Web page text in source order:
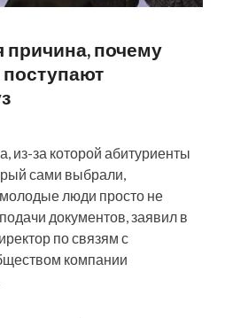
причина, почему
из-за которой абитуриенты
сами выбрали,
молодые люди просто не
документов, заявил в
по связям с
компании